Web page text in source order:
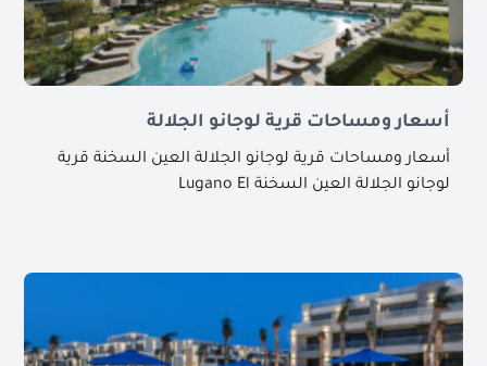
أسعار ومساحات قرية لوجانو الجلالة
أسعار ومساحات قرية لوجانو الجلالة العين السخنة قرية
لوجانو الجلالة العين السخنة Lugano El